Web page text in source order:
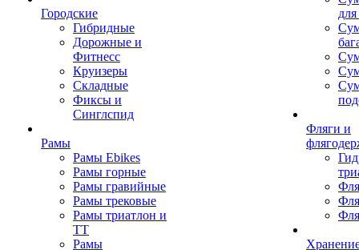
Городские
Гибридные
Дорожные и
Фитнесс
Круизеры
Складные
Фиксы и
Синглспид
Рамы
Рамы Ebikes
Рамы горные
Рамы гравийные
Рамы трековые
Рамы триатлон и
ТТ
Рамы
Фляги и